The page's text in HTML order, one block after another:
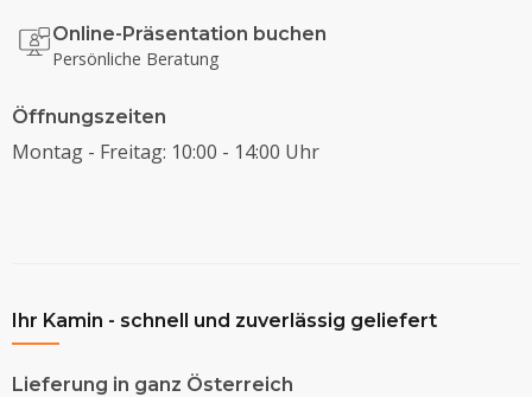
Online-Präsentation buchen
Persönliche Beratung
Öffnungszeiten
Montag - Freitag: 10:00 - 14:00 Uhr
Ihr Kamin - schnell und zuverlässig geliefert
Lieferung in ganz Österreich